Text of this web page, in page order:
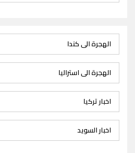
الهجرة الى كندا
الهجرة الى استراليا
اخبار تركيا
اخبار السويد